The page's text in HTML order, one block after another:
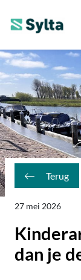
Terug
27 mei 2026
dan je